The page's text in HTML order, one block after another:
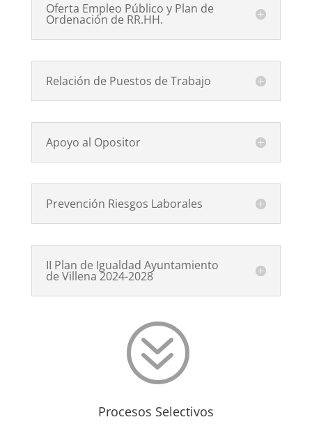
Oferta Empleo Público y Plan de
Ordenación de RR.HH.
Relación de Puestos de Trabajo
Apoyo al Opositor
Prevención Riesgos Laborales
II Plan de Igualdad Ayuntamiento
de Villena 2024-2028
?
Procesos Selectivos